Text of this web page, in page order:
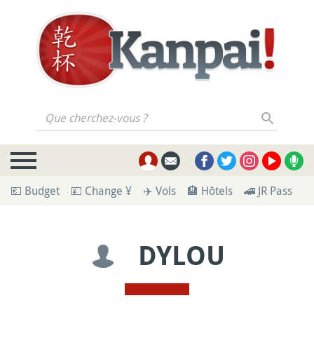
Que cherchez-vous ?
💶 Budget 💴 Change ¥ ✈️ Vols 🏨 Hôtels 🚄 JR Pass
DYLOU